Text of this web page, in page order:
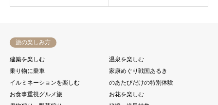
旅の楽しみ方
建築を楽しむ
温泉を楽しむ
乗り物に乗車
家康めぐり戦国あるき
イルミネーションを楽しむ
のあたびだけの特別体験
お食事重視グルメ旅
お花を楽しむ